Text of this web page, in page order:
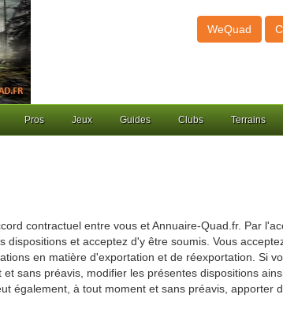
WeQuad
Pros Jeux Guides Clubs Terrains
contractuel entre vous et Annuaire-Quad.fr. Par
dispositions et acceptez d'y être soumis. Vous
en matière d'exportation et de réexportation. Si
sans préavis, modifier les présentes dispositions
également, à tout moment et sans préavis, apporter